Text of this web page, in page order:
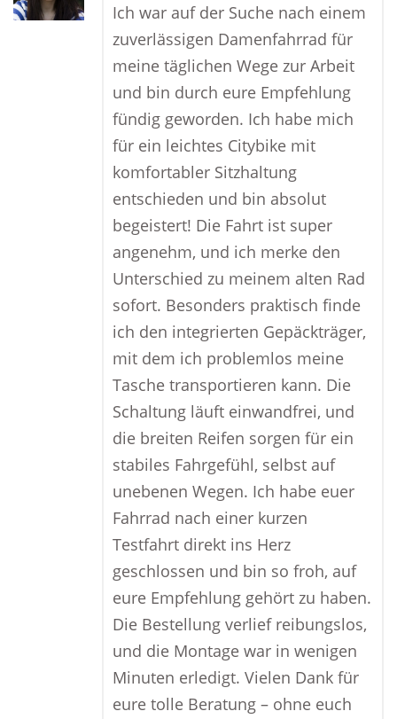
Ich war auf der Suche nach einem
zuverlässigen Damenfahrrad für
meine täglichen Wege zur Arbeit
und bin durch eure Empfehlung
fündig geworden. Ich habe mich
für ein leichtes Citybike mit
komfortabler Sitzhaltung
entschieden und bin absolut
begeistert! Die Fahrt ist super
angenehm, und ich merke den
Unterschied zu meinem alten Rad
sofort. Besonders praktisch finde
ich den integrierten Gepäckträger,
mit dem ich problemlos meine
Tasche transportieren kann. Die
Schaltung läuft einwandfrei, und
die breiten Reifen sorgen für ein
stabiles Fahrgefühl, selbst auf
unebenen Wegen. Ich habe euer
Fahrrad nach einer kurzen
Testfahrt direkt ins Herz
geschlossen und bin so froh, auf
eure Empfehlung gehört zu haben.
Die Bestellung verlief reibungslos,
und die Montage war in wenigen
Minuten erledigt. Vielen Dank für
eure tolle Beratung – ohne euch